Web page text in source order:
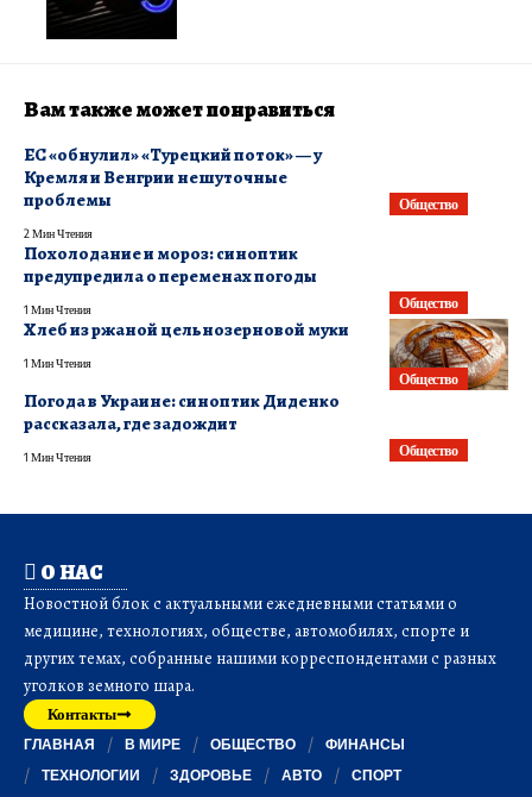
Вам также может понравиться
Общество
ЕС «обнулил» «Турецкий поток» — у
Кремля и Венгрии нешуточные
проблемы
2 Мин Чтения
Общество
​Похолодание и мороз: синоптик
предупредила о переменах погоды
1 Мин Чтения
Общество
Хлеб из ржаной цельнозерновой муки
1 Мин Чтения
Общество
​Погода в Украине: синоптик Диденко
рассказала, где задождит
1 Мин Чтения
О НАС
Новостной блок с актуальными ежедневными статьями о
медицине, технологиях, обществе, автомобилях, спорте и
других темах, собранные нашими корреспондентами с разных
уголков земного шара.
Контакты
ГЛАВНАЯ В МИРЕ ОБЩЕСТВО
ФИНАНСЫ
ТЕХНОЛОГИИ
ЗДОРОВЬЕ АВТО СПОРТ